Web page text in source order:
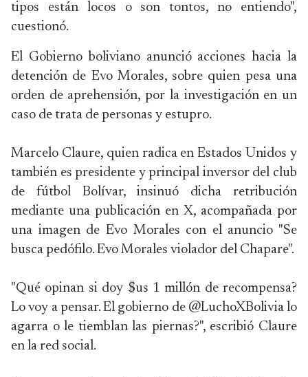
tipos están locos o son tontos, no entiendo",
cuestionó.
El Gobierno boliviano anunció acciones hacia la
detención de Evo Morales, sobre quien pesa una
orden de aprehensión, por la investigación en un
caso de trata de personas y estupro.
Marcelo Claure, quien radica en Estados Unidos y
también es presidente y principal inversor del club
de fútbol Bolívar, insinuó dicha retribución
mediante una publicación en X, acompañada por
una imagen de Evo Morales con el anuncio "Se
busca pedófilo. Evo Morales violador del Chapare".
"Qué opinan si doy $us 1 millón de recompensa?
Lo voy a pensar. El gobierno de @LuchoXBolivia lo
agarra o le tiemblan las piernas?", escribió Claure
en la red social.